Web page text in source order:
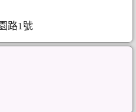
路1號